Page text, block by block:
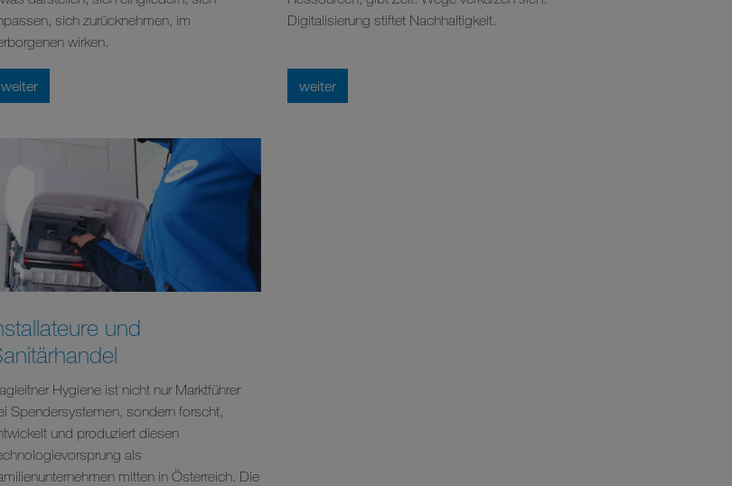
sich zurücknehmen, im
wirken.
weiter
Digitalisierung stiftet Nachhaltigkeit.
weiter
und
Hygiene ist nicht nur Marktführer
Spendersystemen, sondern forscht,
und produziert diesen
als
mitten in Österreich. Die